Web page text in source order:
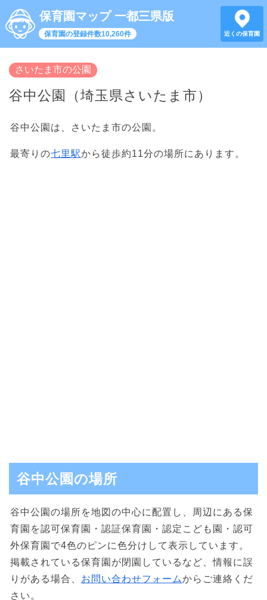
保育園マップ 一都三県版
保育園の登録件数10,260件 近くの保育園
さいたま市の公園
谷中公園（埼玉県さいたま市）
谷中公園は、さいたま市の公園。
最寄りの七里駅から徒歩約11分の場所にあります。
谷中公園の場所
谷中公園の場所を地図の中心に配置し、周辺にある保
育園を認可保育園・認証保育園・認定こども園・認可
外保育園で4色のピンに色分けして表示しています。
掲載されている保育園が閉園しているなど、情報に誤
りがある場合、 お問い合わせフォームからご連絡くだ
さい。